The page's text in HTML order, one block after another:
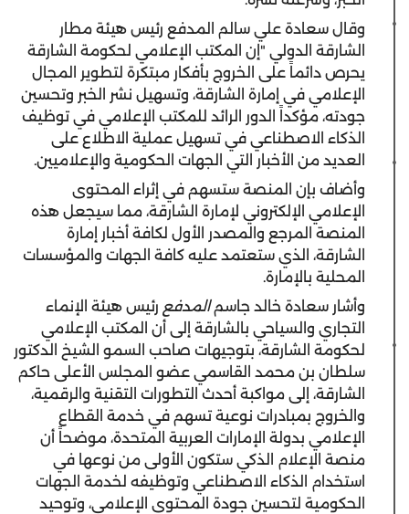
وقال سعادة علي سالم المدفع رئيس هيئة مطار
الشارقة الدولي "إن المكتب الإعلامي لحكومة الشارقة
يحرص دائماً على الخروج بأفكار مبتكرة لتطوير المجال
الإعلامي في إمارة الشارقة، وتسهيل نشر الخبر وتحسين
جودته، مؤكداً الدور الرائد للمكتب الإعلامي في توظيف
الذكاء الاصطناعي في تسهيل عملية الاطلاع على
العديد من الأخبار التي الجهات الحكومية والإعلاميين.
وأضاف بإن المنصة ستسهم في إثراء المحتوى
الإعلامي الإلكتروني لإمارة الشارقة، مما سيجعل هذه
المنصة المرجع والمصدر الأول لكافة أخبار إمارة
الشارقة، الذي ستعتمد عليه كافة الجهات والمؤسسات
المحلية بالإمارة.
وأشار سعادة خالد جاسمالمدفع رئيس هيئة الإنماء
التجاري والسياحي بالشارقة إلى أن المكتب الإعلامي
لحكومة الشارقة، بتوجيهات صاحب السمو الشيخ الدكتور
سلطان بن محمد القاسمي عضو المجلس الأعلى حاكم
الشارقة، إلى مواكبة أحدث التطورات التقنية والرقمية،
والخروج بمبادرات نوعية تسهم في خدمة القطاع
الإعلامي بدولة الإمارات العربية المتحدة، موضحاً أن
منصة الإعلام الذكي ستكون الأولى من نوعها في
استخدام الذكاء الاصطناعي وتوظيفه لخدمة الجهات
الحكومية لتحسين جودة المحتوى الإعلامي، وتوحيد